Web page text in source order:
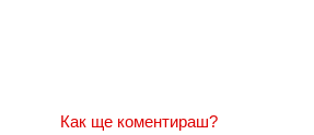
Как ще коментираш?